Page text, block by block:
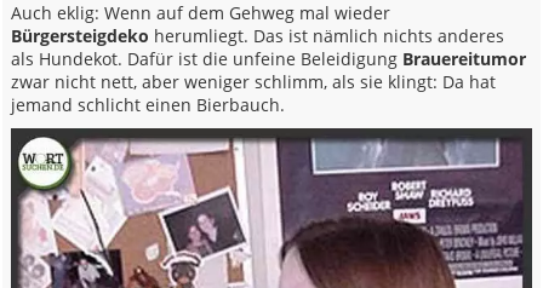
Auch eklig: Wenn auf dem Gehweg mal wieder
Bürgersteigdeko herumliegt. Das ist nämlich nichts anderes
als Hundekot. Dafür ist die unfeine Beleidigung Brauereitumor
zwar nicht nett, aber weniger schlimm, als sie klingt: Da hat
jemand schlicht einen Bierbauch.